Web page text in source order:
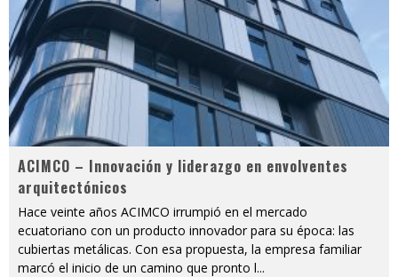
ACIMCO – Innovación y liderazgo en envolventes
arquitectónicos
Hace veinte años ACIMCO irrumpió en el mercado
ecuatoriano con un producto innovador para su época: las
cubiertas metálicas. Con esa propuesta, la empresa familiar
marcó el inicio de un camino que pronto l...